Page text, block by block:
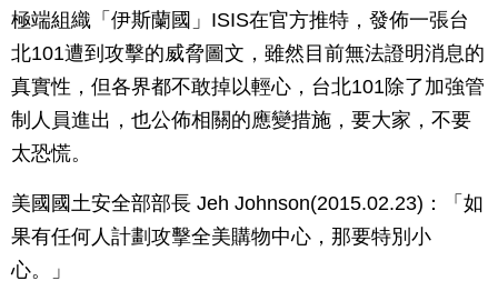
極端組織「伊斯蘭國」ISIS在官方推特，發佈一張台
北101遭到攻擊的威脅圖文，雖然目前無法證明消息的
真實性，但各界都不敢掉以輕心，台北101除了加強管
制人員進出，也公佈相關的應變措施，要大家，不要
太恐慌。
美國國土安全部部長 Jeh Johnson(2015.02.23)：「如
果有任何人計劃攻擊全美購物中心，那要特別小
心。」